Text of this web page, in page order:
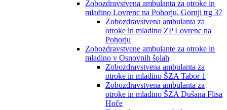
Zobozdravstvena ambulanta za otroke in
mladino Lovrenc na Pohorju, Gornji trg 37
Zobozdravstvena ambulanta za
otroke in mladino ZP Lovrenc na
Pohorju
Zobozdravstvene ambulante za otroke in
mladino v Osnovnih šolah
Zobozdravstvena ambulanta za
otroke in mladino ŠZA Tabor 1
Zobozdravstvena ambulanta za
otroke in mladino ŠZA Dušana Flisa
Hoče